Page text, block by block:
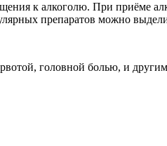
к алкоголю. При приёме
препаратов можно
головной болью, и